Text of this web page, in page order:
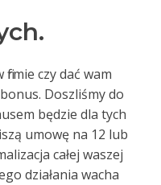
czy dać wam
Doszliśmy do
będzie dla tych
umowę na 12 lub
całej waszej
działania wacha